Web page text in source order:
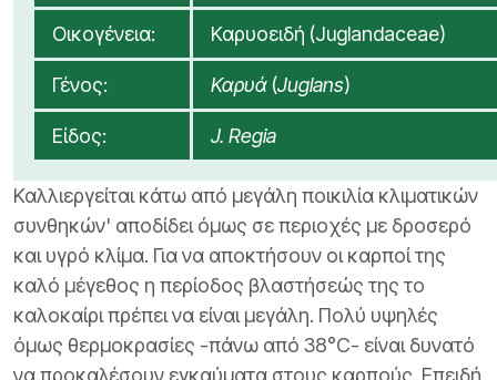
Οικογένεια: Καρυοειδή (Juglandaceae)
Γένος: Καρυά (Juglans)
Είδος: J. Regia
Καλλιεργείται κάτω από μεγάλη ποικιλία κλιματικών
συνθηκών' αποδίδει όμως σε περιοχές με δροσερό
και υγρό κλίμα. Για να αποκτήσουν οι καρποί της
καλό μέγεθος η περίοδος βλαστήσεώς της το
καλοκαίρι πρέπει να είναι μεγάλη. Πολύ υψηλές
όμως θερμοκρασίες -πάνω από 38°C- είναι δυνατό
να προκαλέσουν εγκαύματα στους καρπούς. Επειδή